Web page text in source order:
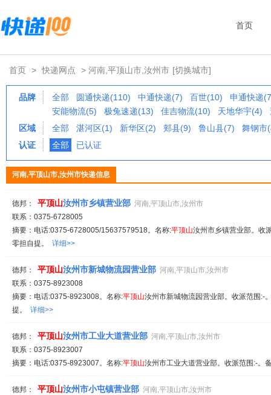
首页
首页 > 快递网点 > 河南,平顶山市,汝州市 [切换城市]
品牌 全部 圆通快递(110) 中通快递(7) 百世(10)
申通快递
安能物流(5)
极兔速递(13) 佳吉物流(10) 天地华宇(4)
区域
全部 湛河区(1) 新华区(2) 郏县(9) 鲁山县(7)
舞钢市
认证
全部 已认证
河南,平顶山市,汝州市快递信息
德邦： 平顶山汝州市乡镇营业部 河南,平顶山市,汝州市
联系：0375-6728005
摘要：电话:0375-6728005/15637579518。名称:平顶山汝州市乡镇营业部。收
零担自提。 详细>>
德邦： 平顶山汝州市新城物流园营业部 河南,平顶山市,汝州市
联系：0375-8923008
摘要：电话:0375-8923008。名称:平顶山汝州市新城物流园营业部。收派范围:-
提。 详细>>
德邦： 平顶山汝州市工业大道营业部 河南,平顶山市,汝州市
联系：0375-8923007
摘要：电话:0375-8923007。名称:平顶山汝州市工业大道营业部。收派范围:-。
德邦： 平顶山汝州市小屯镇营业部 河南,平顶山市,汝州市